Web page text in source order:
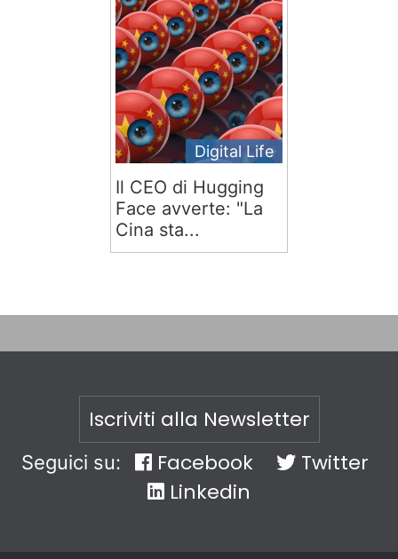
Digital Life
Il CEO di Hugging
Face avverte: "La
Cina sta...
Iscriviti alla Newsletter
Seguici su: Facebook
Twitter
Linkedin